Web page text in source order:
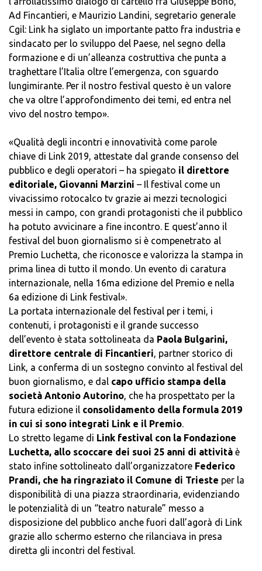
Ad Fincantieri, e Maurizio Landini, segretario generale
Cgil: Link ha siglato un importante patto fra industria e
sindacato per lo sviluppo del Paese, nel segno della
formazione e di un’alleanza costruttiva che punta a
traghettare l’Italia oltre l’emergenza, con sguardo
lungimirante. Per il nostro festival questo è un valore
che va oltre l’approfondimento dei temi, ed entra nel
vivo del nostro tempo».
«Qualità degli incontri e innovatività come parole
chiave di Link 2019, attestate dal grande consenso del
pubblico e degli operatori – ha spiegato il direttore
editoriale, Giovanni Marzini – Il festival come un
vivacissimo rotocalco tv grazie ai mezzi tecnologici
messi in campo, con grandi protagonisti che il pubblico
ha potuto avvicinare a fine incontro. E quest’anno il
festival del buon giornalismo si è compenetrato al
Premio Luchetta, che riconosce e valorizza la stampa in
prima linea di tutto il mondo. Un evento di caratura
internazionale, nella 16ma edizione del Premio e nella
6a edizione di Link festival».
La portata internazionale del festival per i temi, i
contenuti, i protagonisti e il grande successo
dell’evento è stata sottolineata da Paola Bulgarini,
direttore centrale di Fincantieri, partner storico di
Link, a conferma di un sostegno convinto al festival del
buon giornalismo, e dal capo ufficio stampa della
società Antonio Autorino, che ha prospettato per la
futura edizione il consolidamento della formula 2019
in cui si sono integrati Link e il Premio.
Lo stretto legame di Link festival con la Fondazione
Luchetta, allo scoccare dei suoi 25 anni di attività è
stato infine sottolineato dall’organizzatore Federico
Prandi, che ha ringraziato il Comune di Trieste per la
disponibilità di una piazza straordinaria, evidenziando
le potenzialità di un “teatro naturale” messo a
disposizione del pubblico anche fuori dall’agorà di Link
grazie allo schermo esterno che rilanciava in presa
diretta gli incontri del festival.